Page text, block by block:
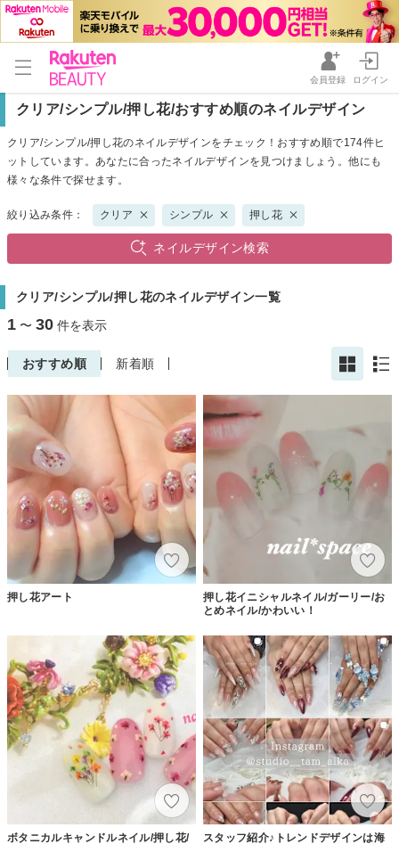
会員登録 ログイン
クリア/シンプル/押し花/おすすめ順のネイルデザイン
クリア/シンプル/押し花のネイルデザインをチェック！おすすめ順で174件ヒ
ットしています。あなたに合ったネイルデザインを見つけましょう。他にも
様々な条件で探せます。
絞り込み条件： クリア シンプル 押し花
ネイルデザイン検索
クリア/シンプル/押し花のネイルデザイン一覧
1 〜 30 件を表示
おすすめ順 新着順
押し花アート
押し花イニシャルネイル/ガーリー/お
とめネイル/かわいい！
ボタニカルキャンドルネイル/押し花/
スタッフ紹介♪トレンドデザインは海